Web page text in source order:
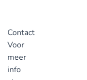
Contact
Voor
meer
info